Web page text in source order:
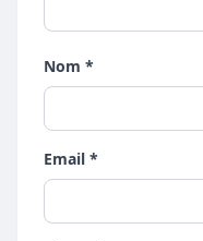
Nom *
Email *